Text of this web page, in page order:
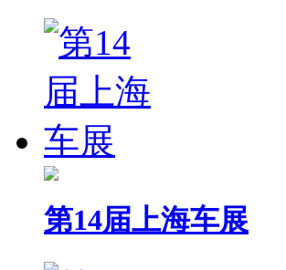
第14届上海车展